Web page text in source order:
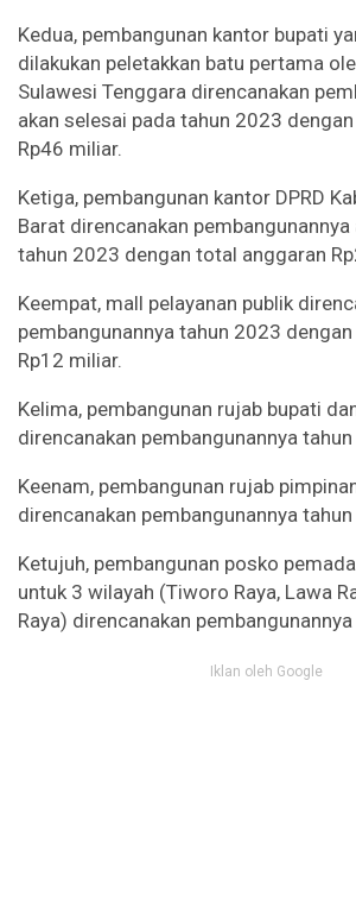
Kedua, pembangunan kantor bupati
dilakukan peletakkan batu pertama
Sulawesi Tenggara direncanakan
akan selesai pada tahun 2023
Rp46 miliar.
Ketiga, pembangunan kantor DPRD
Barat direncanakan
tahun 2023 dengan total anggaran
Keempat, mall pelayanan publik
pembangunannya tahun 2023
Rp12 miliar.
Kelima, pembangunan rujab bupati
direncanakan pembangunannya
Keenam, pembangunan rujab
direncanakan pembangunannya
Ketujuh, pembangunan posko
untuk 3 wilayah (Tiworo Raya, Lawa
Raya) direncanakan
Iklan oleh Google